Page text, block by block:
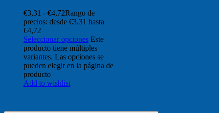
€3,31 - €4,72Rango de
precios: desde €3,31 hasta
€4,72
Seleccionar opciones Este
producto tiene múltiples
variantes. Las opciones se
pueden elegir en la página de
producto
Add to wishlist